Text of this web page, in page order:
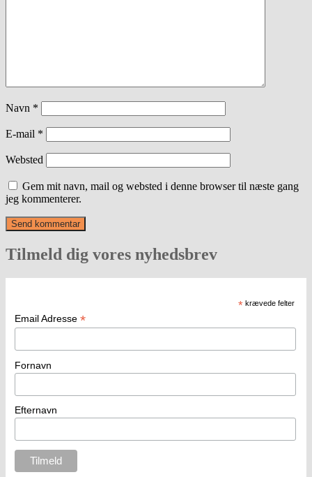
Navn *
E-mail *
Websted
Gem mit navn, mail og websted i denne browser til næste gang
jeg kommenterer.
Tilmeld dig vores nyhedsbrev
* krævede felter
Email Adresse *
Fornavn
Efternavn